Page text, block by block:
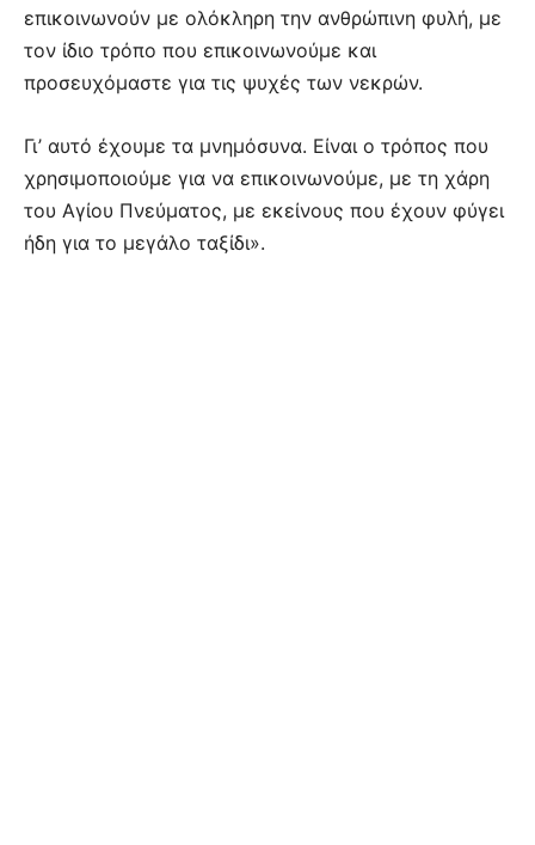
επικοινωνούν με ολόκληρη την ανθρώπινη φυλή, με
τον ίδιο τρόπο που επικοινωνούμε και
προσευχόμαστε για τις ψυχές των νεκρών.
Γι’ αυτό έχουμε τα μνημόσυνα. Είναι ο τρόπος που
χρησιμοποιούμε για να επικοινωνούμε, με τη χάρη
του Αγίου Πνεύματος, με εκείνους που έχουν φύγει
ήδη για το μεγάλο ταξίδι».